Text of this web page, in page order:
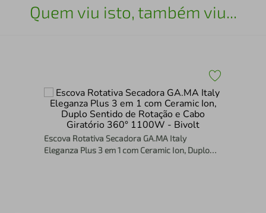
Quem viu isto, também viu...
Escova Rotativa Secadora GA.MA Italy
Eleganza Plus 3 em 1 com Ceramic Ion, Duplo